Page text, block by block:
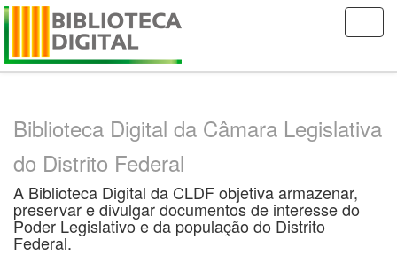
Skip
Biblioteca Digital da Câmara Legislativa
do Distrito Federal
A Biblioteca Digital da CLDF objetiva armazenar,
preservar e divulgar documentos de interesse do
Poder Legislativo e da população do Distrito
Federal.